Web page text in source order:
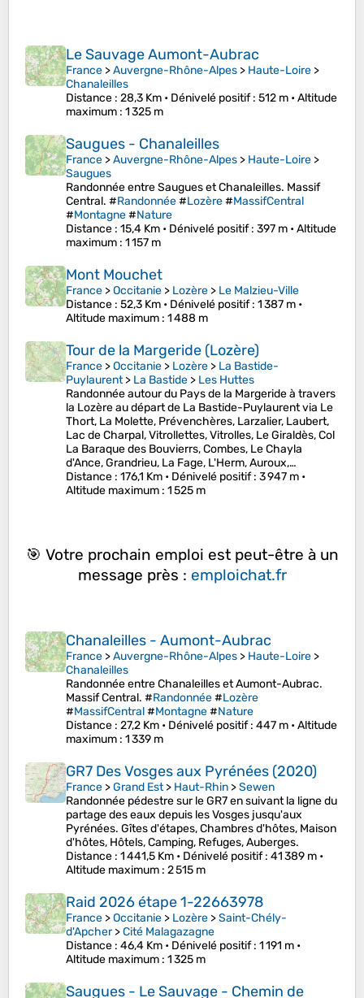
Le Sauvage Aumont-Aubrac
France >Auvergne-Rhône-Alpes > Haute-Loire >
Chanaleilles
Distance : 28,3 Km • Dénivelé positif: 512 m •Altitude
maximum : 1 325 m
Saugues - Chanaleilles
France >Auvergne-Rhône-Alpes > Haute-Loire >
Saugues
Randonnée entre Saugues et Chanaleilles. Massif
Central. #Randonnée#Lozère#MassifCentral
#Montagne#Nature
Distance : 15,4 Km • Dénivelé positif: 397 m •Altitude
maximum : 1 157 m
Mont Mouchet
France >Occitanie > Lozère > Le Malzieu-Ville
Distance : 52,3 Km • Dénivelé positif: 1 387 m •
Altitude maximum : 1 488 m
Tour de la Margeride (Lozère)
France >Occitanie > Lozère > La Bastide-
Puylaurent> La Bastide > Les Huttes
Randonnée autour du Pays de la Margeride à travers
la Lozère au départ de La Bastide-Puylaurent via Le
Thort, La Molette, Prévenchères, Larzalier, Laubert,
Lac de Charpal, Vitrollettes, Vitrolles, Le Giraldès, Col
La Baraque des Bouvierrs, Combes, Le Chayla
d'Ance, Grandrieu, La Fage, L'Herm, Auroux,…
Distance : 176,1 Km • Dénivelé positif: 3 947 m •
Altitude maximum : 1 525 m
🎯 Votre prochain emploi est peut-être à un
message près : emploichat.fr
Chanaleilles - Aumont-Aubrac
France >Auvergne-Rhône-Alpes > Haute-Loire >
Chanaleilles
Randonnée entre Chanaleilles et Aumont-Aubrac.
Massif Central. #Randonnée#Lozère
#MassifCentral#Montagne#Nature
Distance : 27,2 Km • Dénivelé positif: 447 m •Altitude
maximum : 1 339 m
GR7 Des Vosges aux Pyrénées (2020)
France >Grand Est> Haut-Rhin >Sewen
Randonnée pédestre sur le GR7 en suivant la ligne du
partage des eaux depuis les Vosges jusqu'aux
Pyrénées. Gîtes d'étapes, Chambres d'hôtes, Maison
d'hôtes, Hôtels, Camping, Refuges, Auberges.
Distance : 1 441,5 Km • Dénivelé positif: 41 389 m •
Altitude maximum : 2 515 m
Raid 2026 étape 1-22663978
France >Occitanie > Lozère >Saint-Chély-
d'Apcher>Cité Malagazagne
Distance : 46,4 Km • Dénivelé positif: 1 191 m •
Altitude maximum : 1 325 m
Saugues - Le Sauvage - Chemin de